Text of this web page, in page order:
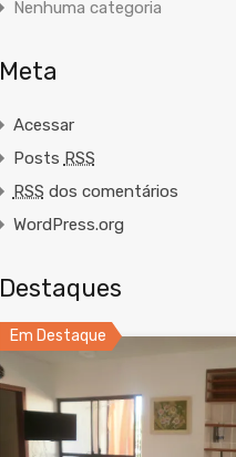
Nenhuma categoria
Meta
Acessar
Posts RSS
RSS dos comentários
WordPress.org
Destaques
Em Destaque